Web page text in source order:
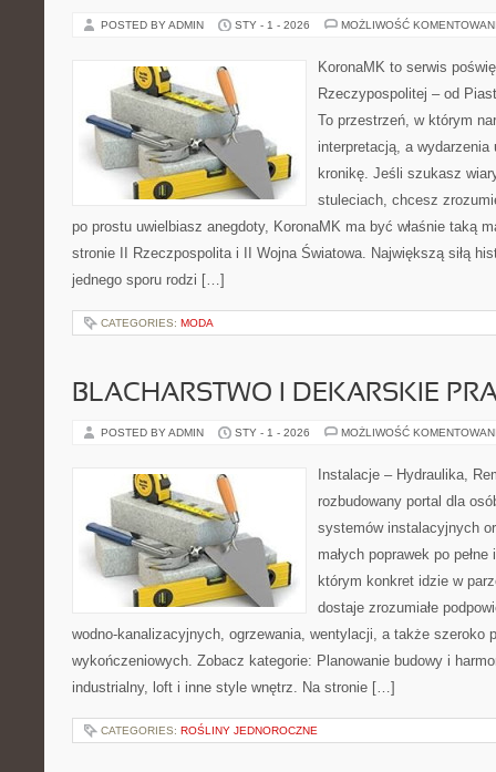
POSTED BY ADMIN STY - 1 - 2026 MOŻLIWOŚĆ
KoronaMK to serwis
Rzeczypospolitej – od
To przestrzeń, w którym
interpretacją, a wydarzenia
kronikę. Jeśli szukasz
stuleciach, chcesz
po prostu uwielbiasz anegdoty, KoronaMK ma być właśnie taką
stronie II Rzeczpospolita i II Wojna Światowa. Największą siłą
jednego sporu rodzi […]
CATEGORIES: MODA
BLACHARSTWO I DEKARSKIE
POSTED BY ADMIN STY - 1 - 2026 MOŻLIWOŚĆ
Instalacje – Hydraulika,
rozbudowany portal dla
systemów instalacyjnych
małych poprawek po
którym konkret idzie w
dostaje zrozumiałe
wodno-kanalizacyjnych, ogrzewania, wentylacji, a także szeroko
wykończeniowych. Zobacz kategorie: Planowanie budowy i
industrialny, loft i inne style wnętrz. Na stronie […]
CATEGORIES: ROŚLINY JEDNOROCZNE